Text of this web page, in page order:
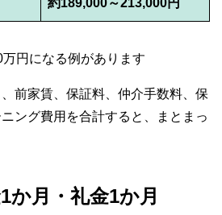
約189,000～213,000円
円になる例があります
前家賃、保証料、仲介手数料、保
ング費用を合計すると、まとまっ
か月・礼金1か月